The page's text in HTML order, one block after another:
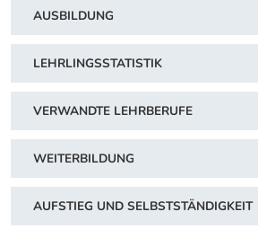
AUSBILDUNG
LEHRLINGSSTATISTIK
VERWANDTE LEHRBERUFE
WEITERBILDUNG
AUFSTIEG UND SELBSTSTÄNDIGKEIT